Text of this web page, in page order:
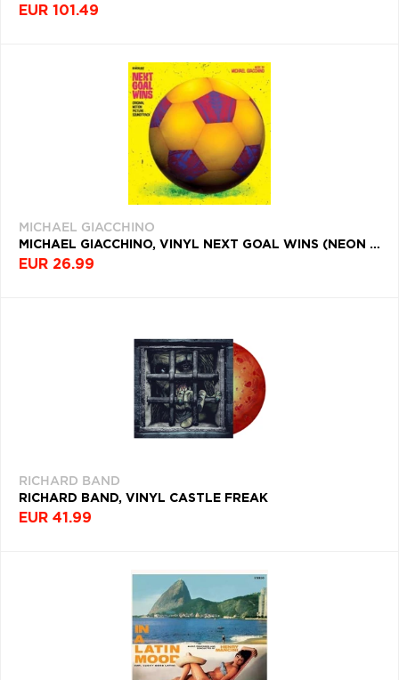
EUR 101.49
MICHAEL GIACCHINO
MICHAEL GIACCHINO, VINYL NEXT GOAL WINS (NEON PINK VINYL)
EUR 26.99
RICHARD BAND
RICHARD BAND, VINYL CASTLE FREAK
EUR 41.99